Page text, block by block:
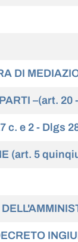
DI
–(art.
c. e 2 - Dlgs
(art. 5